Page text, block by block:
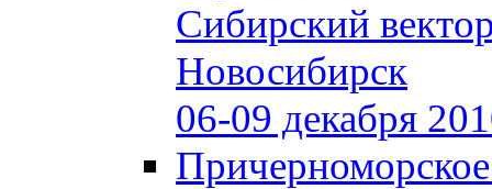
Сибирский
Новосибирск
06-09 декабря